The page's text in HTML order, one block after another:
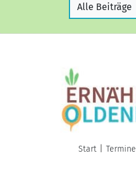
Alle Beiträge
Start Termine